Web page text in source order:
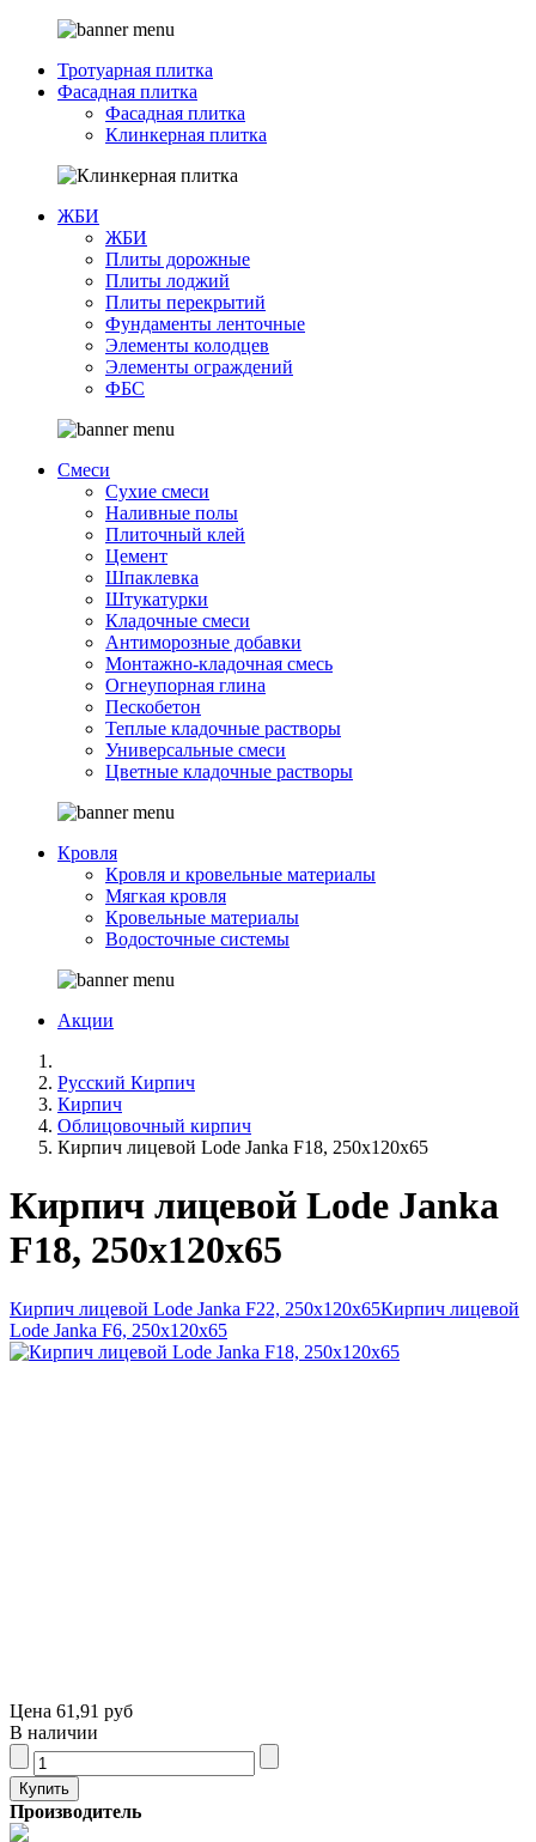
Тротуарная плитка
Фасадная плитка
Фасадная плитка
Клинкерная плитка
ЖБИ
ЖБИ
Плиты дорожные
Плиты лоджий
Плиты перекрытий
Фундаменты ленточные
Элементы колодцев
Элементы ограждений
ФБС
Смеси
Сухие смеси
Наливные полы
Плиточный клей
Цемент
Шпаклевка
Штукатурки
Кладочные смеси
Антиморозные добавки
Монтажно-кладочная смесь
Огнеупорная глина
Пескобетон
Теплые кладочные растворы
Универсальные смеси
Цветные кладочные растворы
Кровля
Кровля и кровельные материалы
Мягкая кровля
Кровельные материалы
Водосточные системы
Акции
Русский Кирпич
Кирпич
Облицовочный кирпич
Кирпич лицевой Lode Janka F18, 250x120x65
Кирпич лицевой Lode Janka
F18, 250x120x65
Кирпич лицевой Lode Janka F22, 250x120x65Кирпич лицевой
Lode Janka F6, 250x120x65
Цена 61,91 руб
В наличии
Производитель